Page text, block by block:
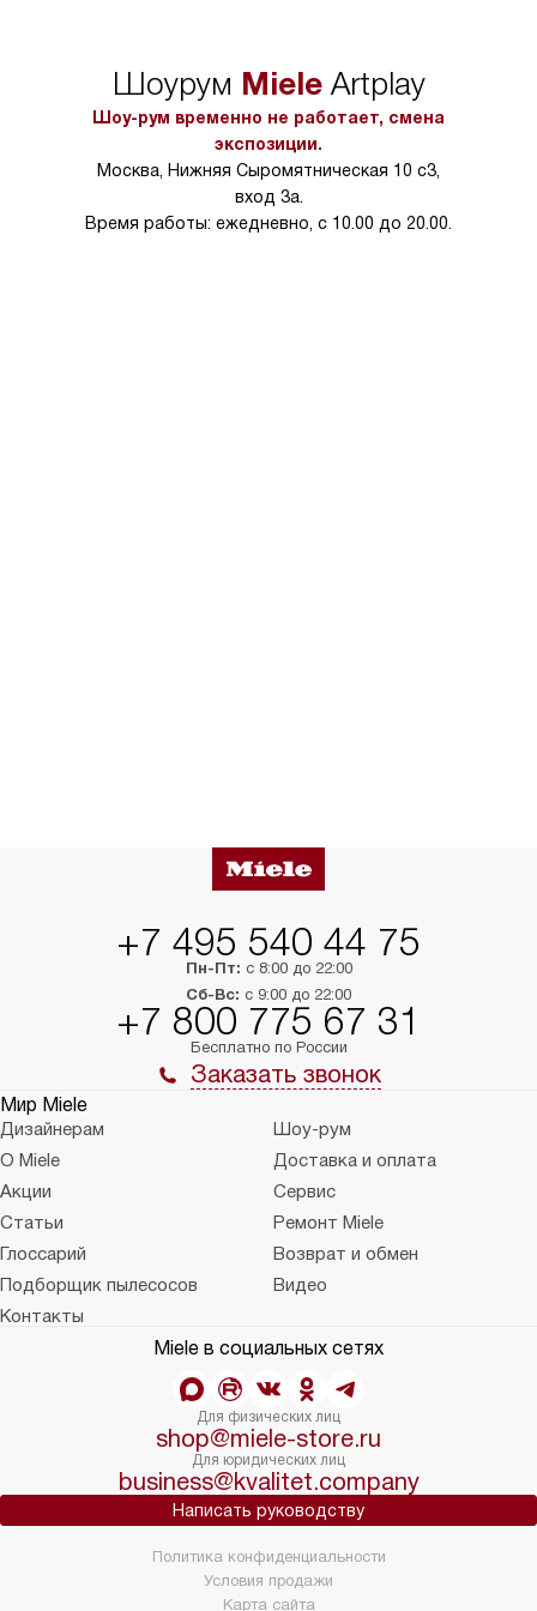
в условиях
тарифы на услуги
Шоурум MieleArtplay
Шоу-рум временно не работает, смена
экспозиции.
Москва, Нижняя Сыромятническая 10 с3,
вход 3а.
Время работы: ежедневно, с 10.00 до 20.00.
+7 495 540 44 75
Пн-Пт: с 8:00 до 22:00
Сб-Вс: с 9:00 до 22:00
+7 800 775 67 31
Бесплатно по России
Заказать звонок
Мир Miele
Дизайнерам
Шоу-рум
О Miele
Доставка и оплата
Акции
Сервис
Статьи
Ремонт Miele
Глоссарий
Возврат и обмен
Подборщик пылесосов
Видео
Контакты
Miele в социальных сетях
Для физических лиц
shop@miele-store.ru
Для юридических лиц
business@kvalitet.company
Написать руководству
Политика конфиденциальности
Условия продажи
Карта сайта